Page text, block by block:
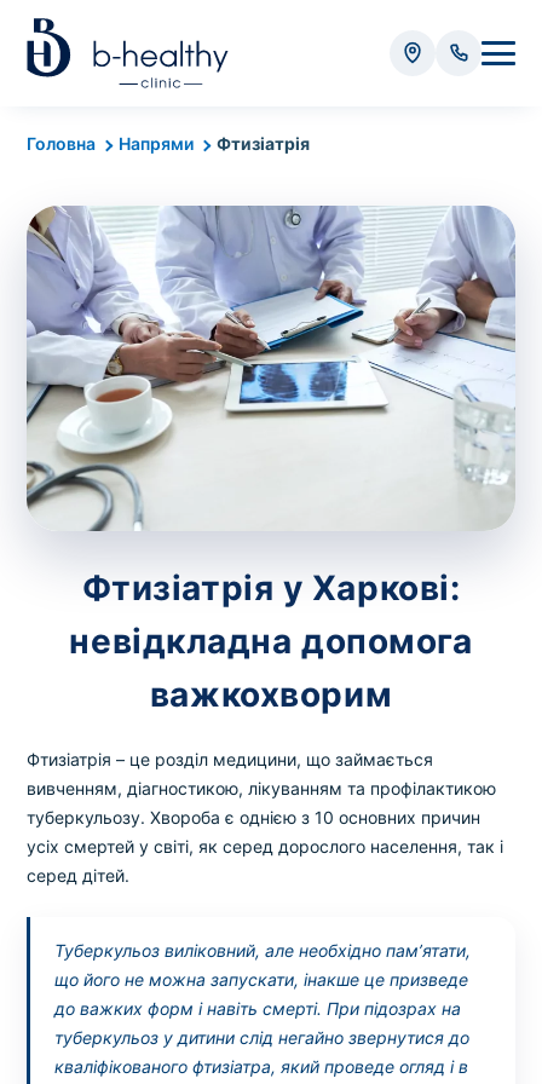
Головна Напрями Фтизіатрія
Фтизіатрія у Харкові:
невідкладна допомога
важкохворим
Фтизіатрія – це розділ медицини, що займається
вивченням, діагностикою, лікуванням та профілактикою
туберкульозу. Хвороба є однією з 10 основних причин
усіх смертей у світі, як серед дорослого населення, так і
серед дітей.
Туберкульоз виліковний, але необхідно пам’ятати,
що його не можна запускати, інакше це призведе
до важких форм і навіть смерті. При підозрах на
туберкульоз у дитини слід негайно звернутися до
кваліфікованого фтизіатра, який проведе огляд і в
Аналізи
Вартість забору крові - 50 грн
Вартість забору біоматеріалу (крім крові) - від
35 грн
Всього: 0
Попередній запис на дослідження не
потрібний. Виняток становлять мазки та
виконує лікар – необхідийзапис до фахівця
Аналіз вдома
Ваше ім'я
Номер телефону*